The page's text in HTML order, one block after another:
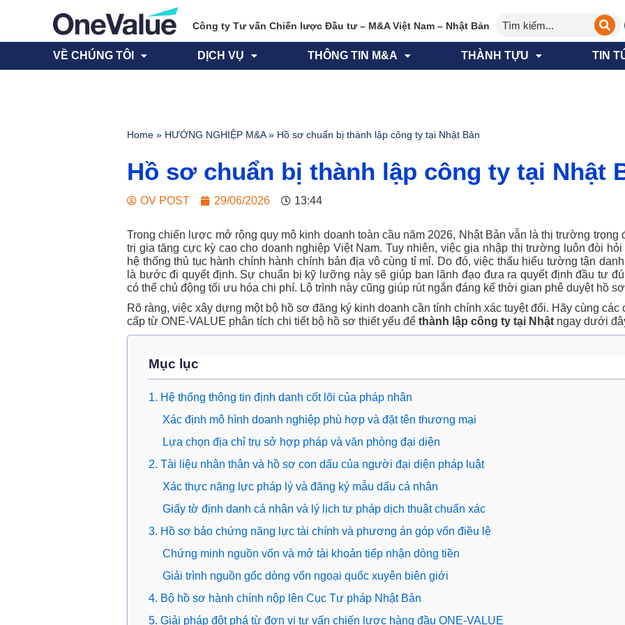
Công ty Tư vấn Chiến lược Đầu tư – M&A Việt Nam – Nhật Bản
VỀ CHÚNG TÔI DỊCH VỤ THÔNG TIN M&A THÀNH TỰU TIN
Home » HƯỚNG NGHIỆP M&A» Hồ sơ chuẩn bị thành lập công ty tại Nhật Bản
Hồ sơ chuẩn bị thành lập công ty tại Nhật
OV POST 29/06/2026 13:44
Trong chiến lược mở rộng quy mô kinh doanh toàn cầu năm 2026, Nhật Bản vẫn là thị trường
trị gia tăng cực kỳ cao cho doanh nghiệp Việt Nam. Tuy nhiên, việc gia nhập thị trường luôn đòi
hệ thống thủ tục hành chính hành chính bản địa vô cùng tỉ mỉ. Do đó, việc thấu hiểu tường tận
là bước đi quyết định. Sự chuẩn bị kỹ lưỡng này sẽ giúp ban lãnh đạo đưa ra quyết định đầu tư
có thể chủ động tối ưu hóa chi phí. Lộ trình này cũng giúp rút ngắn đáng kể thời gian phê duyệt hồ
Rõ ràng, việc xây dựng một bộ hồ sơ đăng ký kinh doanh cần tính chính xác tuyệt đối. Hãy cùng
cấp từ ONE-VALUE phân tích chi tiết bộ hồ sơ thiết yếu để thành lập công ty tại Nhật ngay dưới
Mục lục
1. Hệ thống thông tin định danh cốt lõi của pháp nhân
Xác định mô hình doanh nghiệp phù hợp và đặt tên thương mại
Lựa chọn địa chỉ trụ sở hợp pháp và văn phòng đại diện
2. Tài liệu nhân thân và hồ sơ con dấu của người đại diện pháp luật
Xác thực năng lực pháp lý và đăng ký mẫu dấu cá nhân
Giấy tờ định danh cá nhân và lý lịch tư pháp dịch thuật chuẩn xác
3. Hồ sơ bảo chứng năng lực tài chính và phương án góp vốn điều lệ
Chứng minh nguồn vốn và mở tài khoản tiếp nhận dòng tiền
Giải trình nguồn gốc dòng vốn ngoại quốc xuyên biên giới
4. Bộ hồ sơ hành chính nộp lên Cục Tư pháp Nhật Bản
5. Giải pháp đột phá từ đơn vị tư vấn chiến lược hàng đầu ONE-VALUE